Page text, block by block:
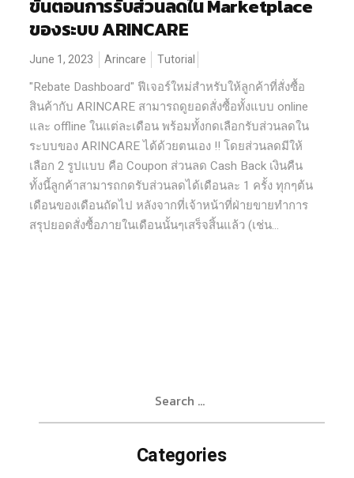
ขั้นตอนการรับส่วนลดใน Marketplace
ของระบบ ARINCARE
June 1, 2023 Arincare Tutorial
"Rebate Dashboard" ฟีเจอร์ใหม่สำหรับให้ลูกค้าที่สั่งซื้อ
สินค้ากับ ARINCARE สามารถดูยอดสั่งซื้อทั้งแบบ online
และ offline ในแต่ละเดือน พร้อมทั้งกดเลือกรับส่วนลดใน
ระบบของ ARINCARE ได้ด้วยตนเอง !! โดยส่วนลดมีให้
เลือก 2 รูปแบบ คือ Coupon ส่วนลด Cash Back เงินคืน
ทั้งนี้ลูกค้าสามารถกดรับส่วนลดได้เดือนละ 1 ครั้ง ทุกๆต้น
เดือนของเดือนถัดไป หลังจากที่เจ้าหน้าที่ฝ่ายขายทำการ
สรุปยอดสั่งซื้อภายในเดือนนั้นๆเสร็จสิ้นแล้ว (เช่น...
Categories